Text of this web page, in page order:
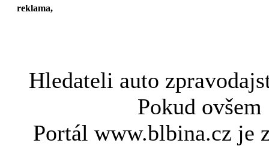
reklama,
Hledateli auto
Pokud
Portál www.blbina.cz je